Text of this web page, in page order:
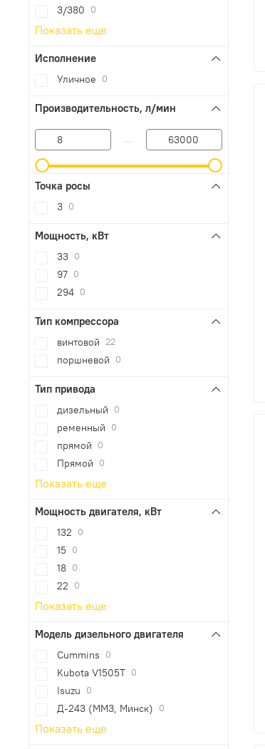
3/380 0
Показать еще
Исполнение
Уличное 0
Производительность, л/мин
Точка росы
3 0
Мощность, кВт
33 0
97 0
294 0
Тип компрессора
винтовой 22
поршневой 0
Тип привода
дизельный 0
ременный 0
прямой 0
Прямой 0
Показать еще
Мощность двигателя, кВт
132 0
15 0
18 0
22 0
Показать еще
Модель дизельного двигателя
Cummins 0
Kubota V1505T 0
Isuzu 0
Д-243 (ММЗ, Минск) 0
Показать еще